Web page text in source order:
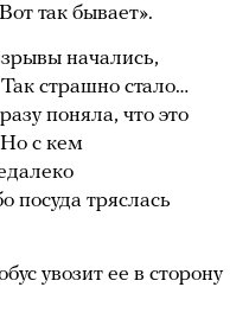
так бывает».
начались,
страшно стало…
поняла, что это
Но с кем
посуда тряслась
увозит ее в сторону